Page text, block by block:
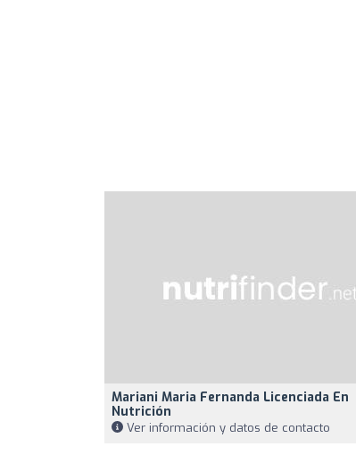
Mariani Maria Fernanda Licenciada En
Nutrición
Ver información y datos de contacto